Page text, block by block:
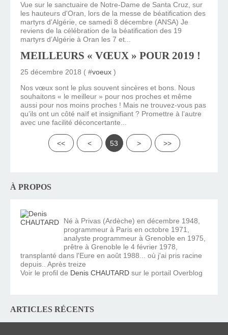
Vue sur le sanctuaire de Notre-Dame de Santa Cruz, sur
les hauteurs d'Oran, lors de la messe de béatification des
martyrs d'Algérie, ce samedi 8 décembre (ANSA) Je
reviens de la célébration de la béatification des 19
martyrs d’Algérie à Oran les 7 et...
MEILLEURS « VŒUX » POUR 2019 !
25 décembre 2018 ( #voeux )
Nos vœux sont le plus souvent sincères et bons. Nous
souhaitons « le meilleur » pour nos proches et même
aussi pour nos moins proches ! Mais ne trouvez-vous pas
qu’ils ont un côté naïf et insignifiant ? Promettre à l’autre
avec une facilité déconcertante...
<< < 53 > >>
À PROPOS
Né à Privas (Ardèche) en décembre 1948,
programmeur à Paris en octobre 1971,
analyste programmeur à Grenoble en 1975,
prêtre à Grenoble le 4 février 1978,
transplanté dans l'Eure en août 1988... où j'ai pris racine
depuis.. Après treize
Voir le profil de Denis CHAUTARD sur le portail Overblog
ARTICLES RÉCENTS